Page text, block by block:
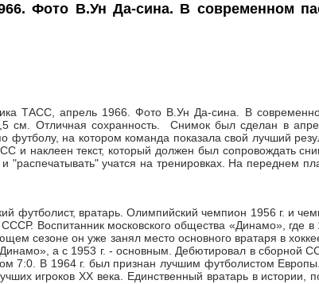
Фото В.Ун Да-сина. В современном
ТАСС, апрель 1966. Фото В.Ун Да-сина. В
Отличная сохранность. Снимок был сделан в
на котором команда показала свой лучший
и наклеен текст, который должен был сопровождать
"распечатывать" учатся на тренировках. На переднем
футболист, вратарь. Олимпийский чемпион 1956 г. и
Воспитанник московского общества «Динамо», где в
сезоне он уже занял место основного вратаря в
а с 1953 г. - основным. Дебютировал в сборной
7:0. В 1964 г. был признан лучшим футболистом
игроков XX века. Единственный вратарь в истории,